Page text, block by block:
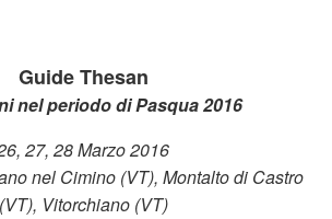
Guide Thesan
nel periodo di Pasqua 2016
27, 28 Marzo 2016
nel Cimino (VT), Montalto di Castro
(VT), Vitorchiano (VT)